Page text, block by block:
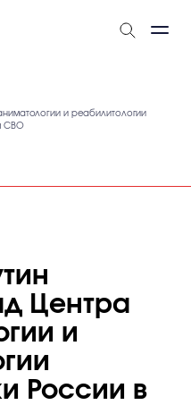
и реабилитологии
СВО
Центра
и
России в